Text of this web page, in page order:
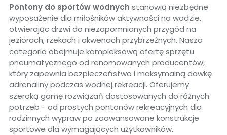
Pontony do sportów wodnych stanowią niezbędne
wyposażenie dla miłośników aktywności na wodzie,
otwierając drzwi do niezapomnianych przygód na
jeziorach, rzekach i akwenach przybrzeżnych. Nasza
categoria obejmuje kompleksową ofertę sprzętu
pneumatycznego od renomowanych producentów,
który zapewnia bezpieczeństwo i maksymalną dawkę
adrenaliny podczas wodnej rekreacji. Oferujemy
szeroką gamę rozwiązań dostosowanych do różnych
potrzeb - od prostych pontonów rekreacyjnych dla
rodzinnych wypraw po zaawansowane konstrukcje
sportowe dla wymagających użytkowników.